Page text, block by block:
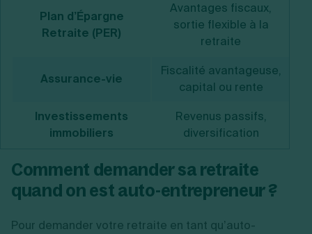
Plan d’Épargne
Retraite (PER)
Avantages fiscaux,
sortie flexible à la
retraite
Assurance-vie
Fiscalité avantageuse,
capital ou rente
Investissements
immobiliers
Revenus passifs,
diversification
Comment demander sa retraite
quand on est auto-entrepreneur ?
Pour demander votre retraite en tant qu’auto-